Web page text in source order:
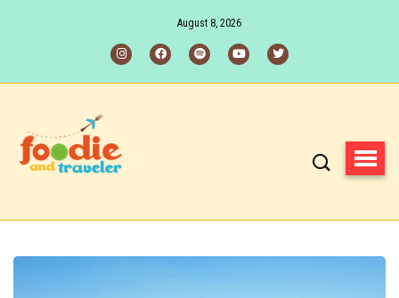
August 8, 2026